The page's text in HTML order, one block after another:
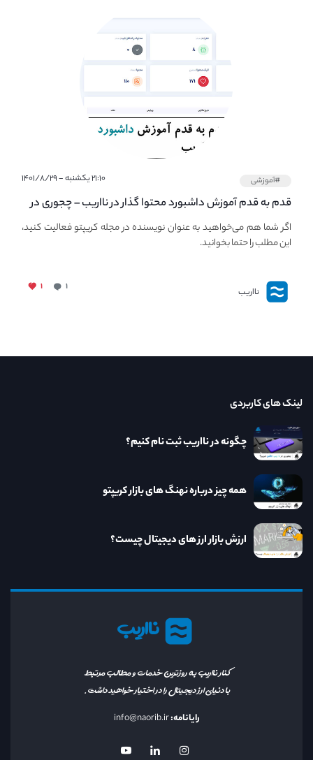
#آموزشی ۲۱:۱۰ یکشنبه - ۱۴۰۱/۸/۲۹
قدم به قدم آموزش داشبورد محتوا گذار در نااریب – چجوری در
نااریب محتوا بگذاریم؟
اگر شما هم می‌خواهید به عنوان نویسنده در مجله کریپتو فعالیت کنید،
این مطلب را حتما بخوانید.
نااریب ۱ ۱
نااریب
کنار نااریب به روزترین خدمات و مطالب مرتبط
با دنیای ارز دیجیتال را در اختیار خواهید داشت.
رایانامه:info@naorib.ir
لینک های کاربردی
چگونه در نااریب ثبت نام کنیم؟
همه چیز درباره نهنگ های بازار کریپتو
ارزش بازار ارز های دیجیتال چیست؟